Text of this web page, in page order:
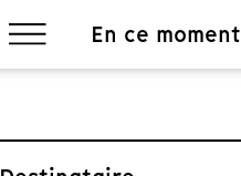
En ce moment